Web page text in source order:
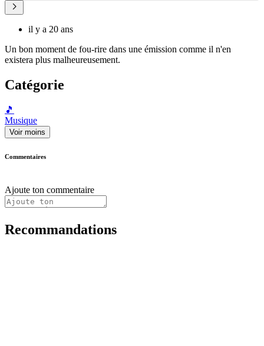
il y a 20 ans
Un bon moment de fou-rire dans une émission comme il n'en
existera plus malheureusement.
Catégorie
🎵
Musique
Voir moins
Commentaires
Ajoute ton commentaire
Recommandations